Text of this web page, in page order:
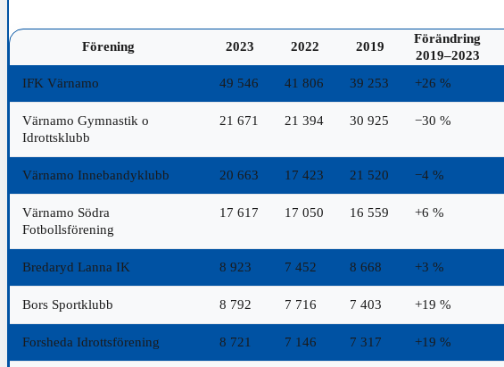
Förening 2023 2022 2019
Förändring
2019–2023
IFK Värnamo 49 546 41 806 39 253 +26 %
Värnamo Gymnastik o
Idrottsklubb
21 671 21 394 30 925 −30 %
Värnamo Innebandyklubb 20 663 17 423 21 520 −4 %
Värnamo Södra
Fotbollsförening
17 617 17 050 16 559 +6 %
Bredaryd Lanna IK 8 923 7 452 8 668 +3 %
Bors Sportklubb 8 792 7 716 7 403 +19 %
Forsheda Idrottsförening 8 721 7 146 7 317 +19 %